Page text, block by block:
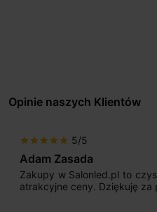
Opinie naszych Klientów
star star star star star 5/5
Adam Zasada
Zakupy w Salonled.pl to
atrakcyjne ceny. Dziękuję za